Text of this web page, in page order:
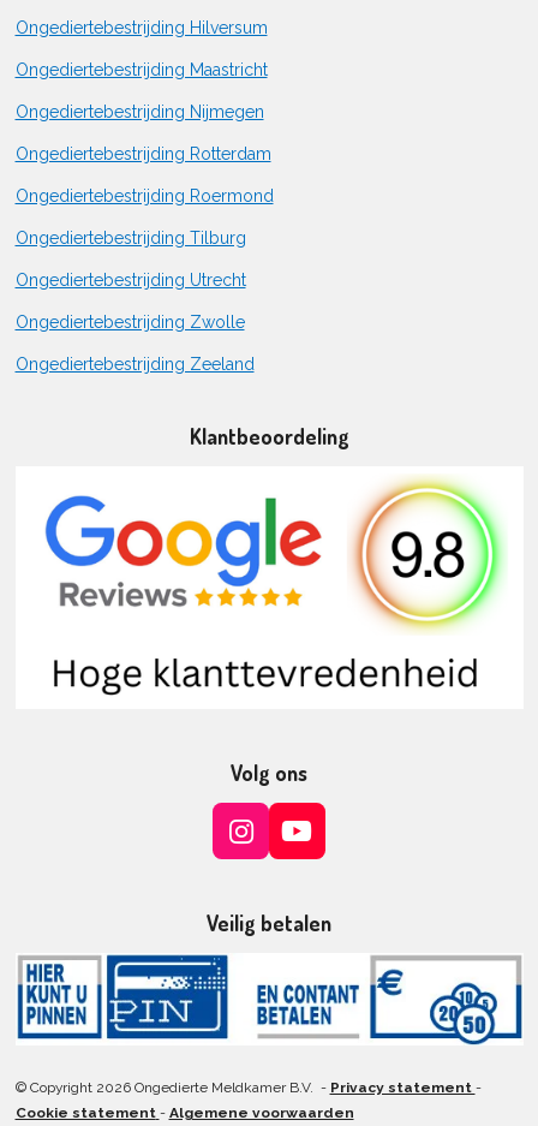
Ongediertebestrijding Hilversum
Ongediertebestrijding Maastricht
Ongediertebestrijding Nijmegen
Ongediertebestrijding Rotterdam
Ongediertebestrijding Roermond
Ongediertebestrijding Tilburg
Ongediertebestrijding Utrecht
Ongediertebestrijding Zwolle
Ongediertebestrijding Zeeland
Klantbeoordeling
Volg ons
I
t
Y
T
e
Veilig betalen
© Copyright 2026 Ongedierte Meldkamer B.V. - Privacy statement -
Cookie statement - Algemene voorwaarden